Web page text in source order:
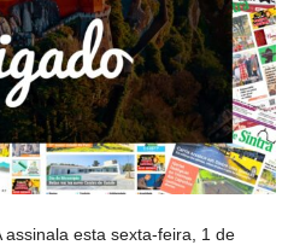
assinala esta sexta-feira, 1 de